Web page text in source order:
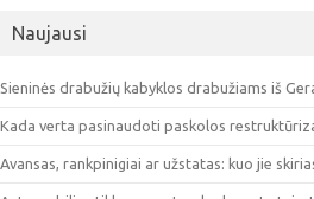
Naujausi
Sieninės drabužių kabyklos drabužiams iš
Kada verta pasinaudoti paskolos
Avansas, rankpinigiai ar užstatas: kuo jie